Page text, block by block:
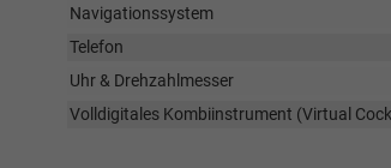
Navigationssystem
Telefon
Uhr & Drehzahlmesser
Volldigitales Kombiinstrument (Virtual